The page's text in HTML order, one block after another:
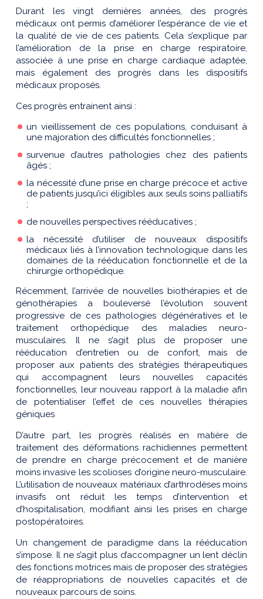
Durant les vingt dernières années, des progrès
médicaux ont permis d’améliorer l’espérance de vie et
la qualité de vie de ces patients. Cela s’explique par
l’amélioration de la prise en charge respiratoire,
associée à une prise en charge cardiaque adaptée,
mais également des progrès dans les dispositifs
médicaux proposés.
Ces progrès entrainent ainsi :
un vieillissement de ces populations, conduisant à
une majoration des difficultés fonctionnelles ;
survenue d’autres pathologies chez des patients
âgés ;
la nécessité d’une prise en charge précoce et active
de patients jusqu’ici éligibles aux seuls soins palliatifs
;
de nouvelles perspectives rééducatives ;
la nécessité d’utiliser de nouveaux dispositifs
médicaux liés à l’innovation technologique dans les
domaines de la rééducation fonctionnelle et de la
chirurgie orthopédique.
Récemment, l’arrivée de nouvelles biothérapies et de
génothérapies a bouleversé l’évolution souvent
progressive de ces pathologies dégénératives et le
traitement orthopédique des maladies neuro-
musculaires. Il ne s’agit plus de proposer une
rééducation d’entretien ou de confort, mais de
proposer aux patients des stratégies thérapeutiques
qui accompagnent leurs nouvelles capacités
fonctionnelles, leur nouveau rapport à la maladie afin
de potentialiser l’effet de ces nouvelles thérapies
géniques
D’autre part, les progrès réalisés en matière de
traitement des déformations rachidiennes permettent
de prendre en charge précocement et de manière
moins invasive les scolioses d’origine neuro-musculaire.
L’utilisation de nouveaux matériaux d’arthrodèses moins
invasifs ont réduit les temps d’intervention et
d’hospitalisation, modifiant ainsi les prises en charge
postopératoires.
Un changement de paradigme dans la rééducation
s’impose. Il ne s’agit plus d’accompagner un lent déclin
des fonctions motrices mais de proposer des stratégies
de réappropriations de nouvelles capacités et de
nouveaux parcours de soins.